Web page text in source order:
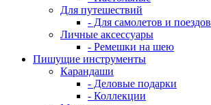
Для путешествий
- Для самолетов и поездов
Личные аксессуары
- Ремешки на шею
Пишущие инструменты
Карандаши
- Деловые подарки
- Коллекции